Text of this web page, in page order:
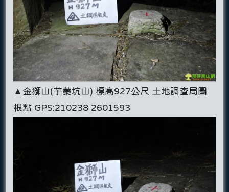
▲金獅山(芋蓁坑山) 標高927公尺 土地調查局圖
根點 GPS:210238 2601593